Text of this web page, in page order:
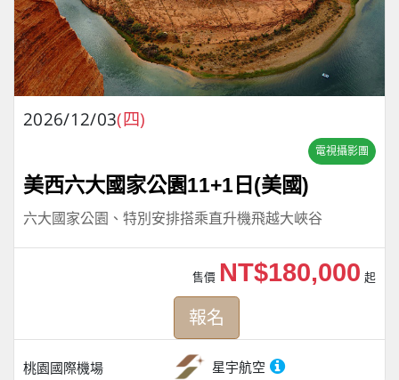
2026/12/03(四)
電視攝影團
美西六大國家公園11+1日(美國)
六大國家公園、特別安排搭乘直升機飛越大峽谷
桃園國際機場 星宇航空
售價 NT$180,000 起
報名